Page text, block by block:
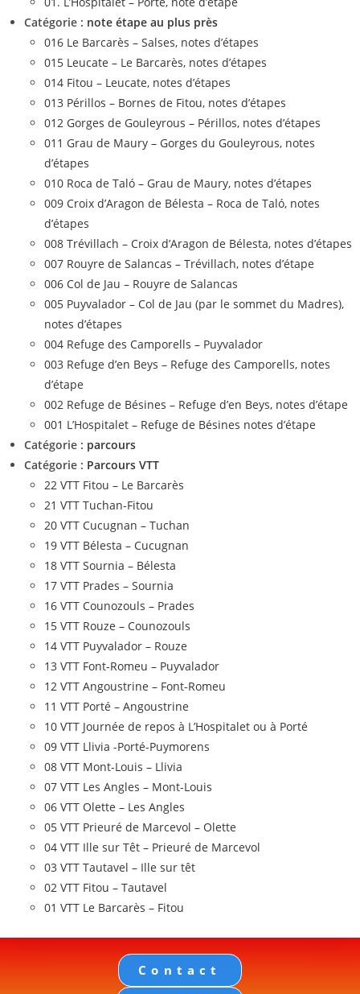
Catégorie : note étape au plus près
016 Le Barcarès – Salses, notes d’étapes
015 Leucate – Le Barcarès, notes d’étapes
014 Fitou – Leucate, notes d’étapes
013 Périllos – Bornes de Fitou, notes d’étapes
012 Gorges de Gouleyrous – Périllos, notes d’étapes
011 Grau de Maury – Gorges du Gouleyrous, notes
d’étapes
010 Roca de Taló – Grau de Maury, notes d’étapes
009 Croix d’Aragon de Bélesta – Roca de Taló, notes
d’étapes
008 Trévillach – Croix d’Aragon de Bélesta, notes d’étapes
007 Rouyre de Salancas – Trévillach, notes d’étape
006 Col de Jau – Rouyre de Salancas
005 Puyvalador – Col de Jau (par le sommet du Madres),
notes d’étapes
004 Refuge des Camporells – Puyvalador
003 Refuge d’en Beys – Refuge des Camporells, notes
d’étape
002 Refuge de Bésines – Refuge d’en Beys, notes d’étape
001 L’Hospitalet – Refuge de Bésines notes d’étape
Catégorie : parcours
Catégorie : Parcours VTT
22 VTT Fitou – Le Barcarès
21 VTT Tuchan-Fitou
20 VTT Cucugnan – Tuchan
19 VTT Bélesta – Cucugnan
18 VTT Sournia – Bélesta
17 VTT Prades – Sournia
16 VTT Counozouls – Prades
15 VTT Rouze – Counozouls
14 VTT Puyvalador – Rouze
13 VTT Font-Romeu – Puyvalador
12 VTT Angoustrine – Font-Romeu
11 VTT Porté – Angoustrine
10 VTT Journée de repos à L’Hospitalet ou à Porté
09 VTT Llivia -Porté-Puymorens
08 VTT Mont-Louis – Llivia
07 VTT Les Angles – Mont-Louis
06 VTT Olette – Les Angles
05 VTT Prieuré de Marcevol – Olette
04 VTT Ille sur Têt – Prieuré de Marcevol
03 VTT Tautavel – Ille sur têt
02 VTT Fitou – Tautavel
01 VTT Le Barcarès – Fitou
Contact